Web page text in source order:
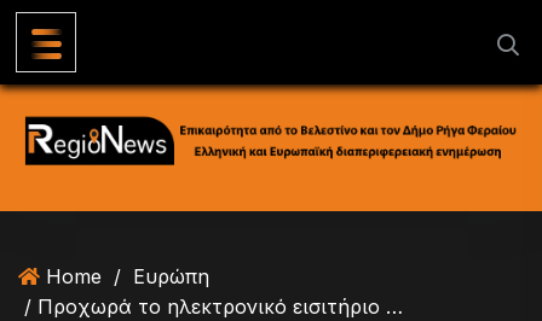
Home / Ευρώπη
/ Προχωρά το ηλεκτρονικό εισιτήριο και το WI-FI στα ΚΤΕΛ της περιφέρειας